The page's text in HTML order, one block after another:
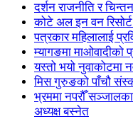
दर्शन राजनीति र
कोटे अल इन वन
पत्रकार महिलालाई
म्यागङमा माओवादीको
यस्तो भयो नुवाकोटमा
मिस गुरुङको पाँचौ
भ्रममा नपरौँ
अध्यक्ष बस्नेत